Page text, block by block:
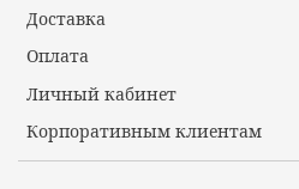
Доставка
Оплата
Личный кабинет
Корпоративным клиентам